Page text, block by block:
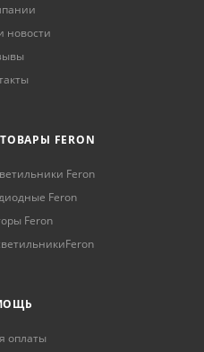
новости
FERON
Feron
Feron
Feron
оплаты